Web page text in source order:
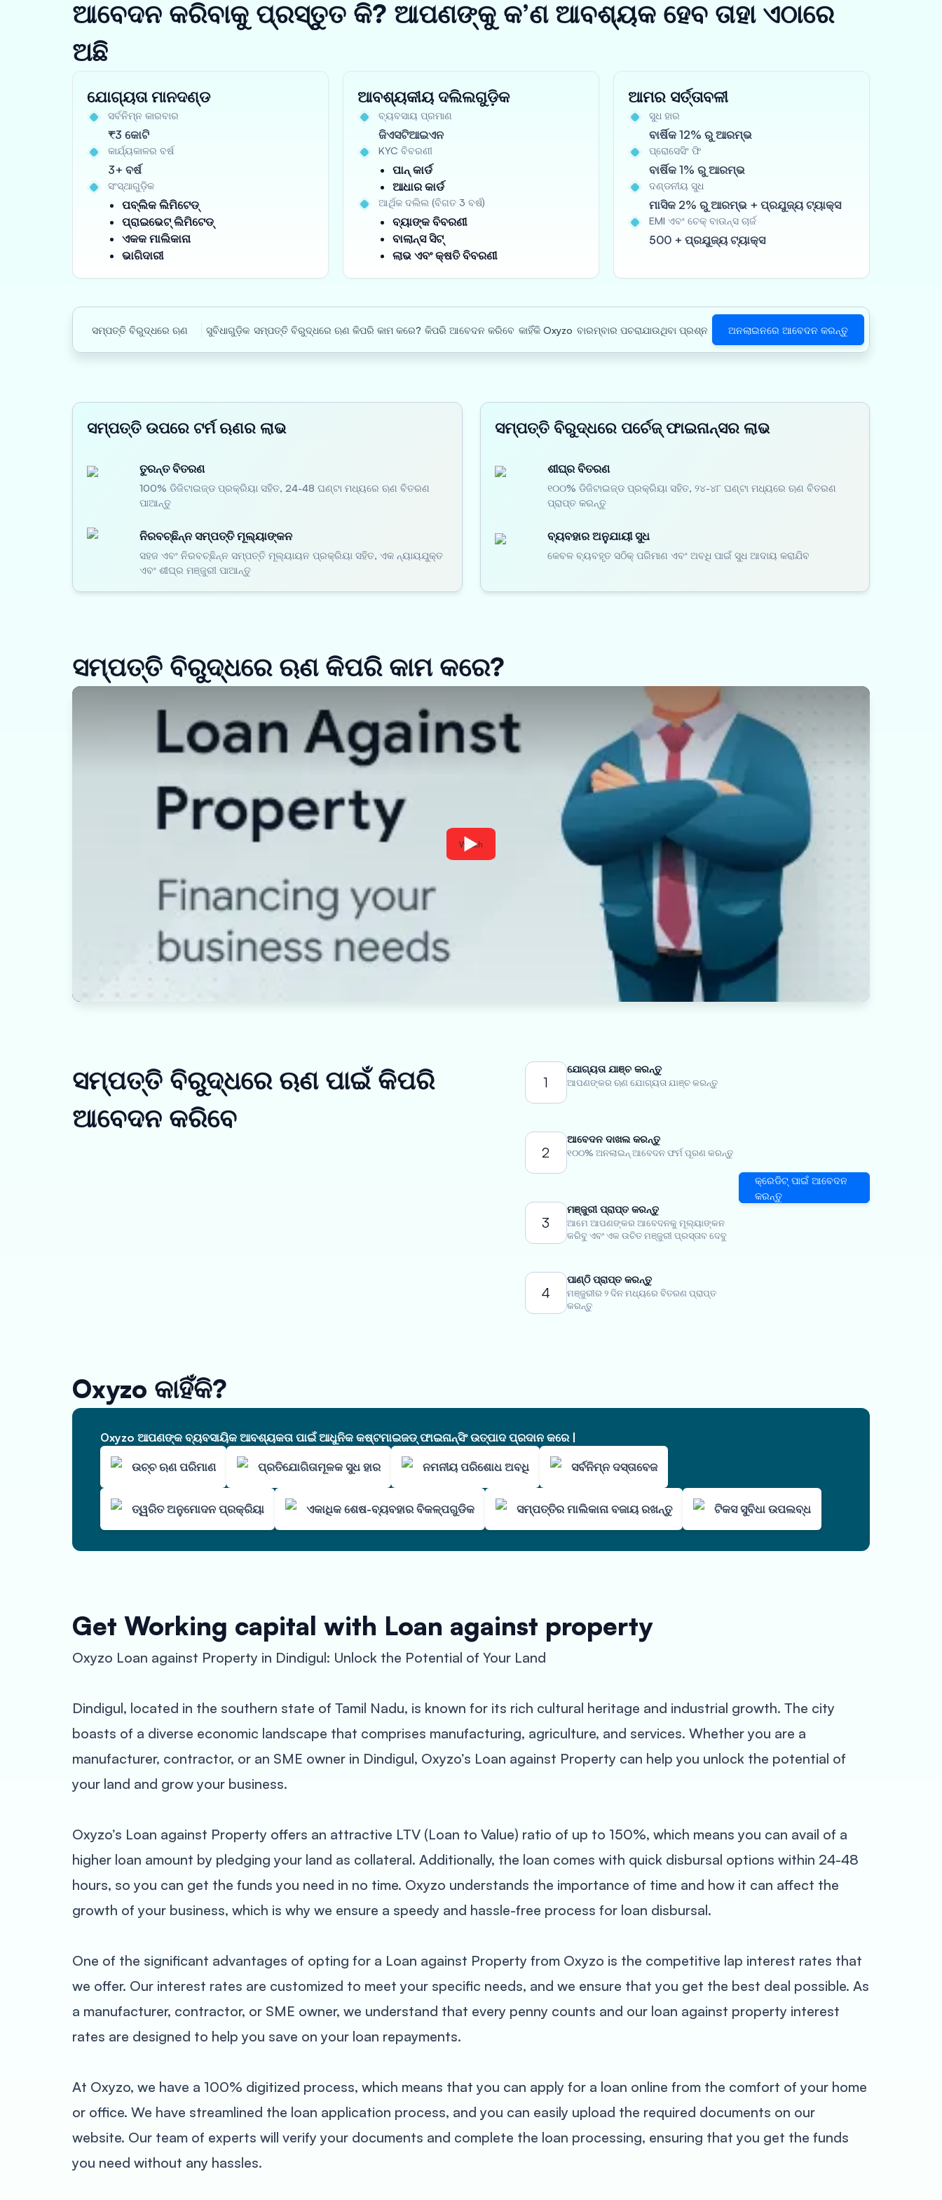
ଆବେଦନ କରିବାକୁ ପ୍ରସ୍ତୁତ କି? ଆପଣଙ୍କୁ କ’ଣ ଆବଶ୍ୟକ ହେବ ତାହା ଏଠାରେ
ଅଛି
ଯୋଗ୍ୟତା ମାନଦଣ୍ଡ
ସର୍ବନିମ୍ନ କାରବାର
₹3 କୋଟି
କାର୍ଯ୍ୟକାଳର ବର୍ଷ
3+ ବର୍ଷ
ସଂସ୍ଥାଗୁଡ଼ିକ
ପବ୍ଲିକ ଲିମିଟେଡ୍
ପ୍ରାଇଭେଟ୍ ଲିମିଟେଡ୍
ଏକକ ମାଲିକାନା
ଭାଗିଦାରୀ
ଆବଶ୍ୟକୀୟ ଦଲିଲଗୁଡ଼ିକ
ବ୍ୟବସାୟ ପ୍ରମାଣ
ଜିଏସଟିଆଇଏନ
KYC ବିବରଣୀ
ପାନ୍ କାର୍ଡ
ଆଧାର କାର୍ଡ
ଆର୍ଥିକ ଦଲିଲ (ବିଗତ 3 ବର୍ଷ)
ବ୍ୟାଙ୍କ ବିବରଣୀ
ବାଲାନ୍ସ ସିଟ୍
ଲାଭ ଏବଂ କ୍ଷତି ବିବରଣୀ
ଆମର ସର୍ତ୍ତାବଳୀ
ସୁଧ ହାର
ବାର୍ଷିକ 12% ରୁ ଆରମ୍ଭ
ପ୍ରୋସେସିଂ ଫି
ବାର୍ଷିକ 1% ରୁ ଆରମ୍ଭ
ଦଣ୍ଡନୀୟ ସୁଧ
ମାସିକ 2% ରୁ ଆରମ୍ଭ + ପ୍ରଯୁଜ୍ୟ ଟ୍ୟାକ୍ସ
EMI ଏବଂ ଚେକ୍ ବାଉନ୍ସ ଚାର୍ଜ
500 + ପ୍ରଯୁଜ୍ୟ ଟ୍ୟାକ୍ସ
ସମ୍ପତ୍ତି ବିରୁଦ୍ଧରେ ଋଣ ସୁବିଧାଗୁଡ଼ିକ ସମ୍ପତ୍ତି ବିରୁଦ୍ଧରେ ଋଣ କିପରି କାମ କରେ? କିପରି ଆବେଦନ କରିବେ କାହିଁକି Oxyzo ବାରମ୍ବାର ପଚରାଯାଉଥିବା ପ୍ରଶ୍ନ ଅନଲାଇନରେ ଆବେଦନ କରନ୍ତୁ
ସମ୍ପତ୍ତି ଉପରେ ଟର୍ମ ଋଣର ଲାଭ
ତୁରନ୍ତ ବିତରଣ
100% ଡିଜିଟାଇଜ୍ଡ ପ୍ରକ୍ରିୟା ସହିତ, 24-48 ଘଣ୍ଟା ମଧ୍ୟରେ ଋଣ ବିତରଣ
ପାଆନ୍ତୁ
ନିରବଚ୍ଛିନ୍ନ ସମ୍ପତ୍ତି ମୂଲ୍ୟାଙ୍କନ
ସହଜ ଏବଂ ନିରବଚ୍ଛିନ୍ନ ସମ୍ପତ୍ତି ମୂଲ୍ୟାୟନ ପ୍ରକ୍ରିୟା ସହିତ, ଏକ ନ୍ୟାୟଯୁକ୍ତ
ଏବଂ ଶୀଘ୍ର ମଞ୍ଜୁରୀ ପାଆନ୍ତୁ
ସମ୍ପତ୍ତି ବିରୁଦ୍ଧରେ ପର୍ଚେଜ୍ ଫାଇନାନ୍ସର ଲାଭ
ଶୀଘ୍ର ବିତରଣ
୧୦୦% ଡିଜିଟାଇଜ୍ଡ ପ୍ରକ୍ରିୟା ସହିତ, ୨୪-୪୮ ଘଣ୍ଟା ମଧ୍ୟରେ ଋଣ ବିତରଣ
ପ୍ରାପ୍ତ କରନ୍ତୁ
ବ୍ୟବହାର ଅନୁଯାୟୀ ସୁଧ
କେବଳ ବ୍ୟବହୃତ ସଠିକ୍ ପରିମାଣ ଏବଂ ଅବଧି ପାଇଁ ସୁଧ ଆଦାୟ କରାଯିବ
ସମ୍ପତ୍ତି ବିରୁଦ୍ଧରେ ଋଣ କିପରି କାମ କରେ?
Watch
ସମ୍ପତ୍ତି ବିରୁଦ୍ଧରେ ଋଣ ପାଇଁ କିପରି
ଆବେଦନ କରିବେ
1
ଯୋଗ୍ୟତା ଯାଞ୍ଚ କରନ୍ତୁ
ଆପଣଙ୍କର ଋଣ ଯୋଗ୍ୟତା ଯାଞ୍ଚ କରନ୍ତୁ
2
ଆବେଦନ ଦାଖଲ କରନ୍ତୁ
୧୦୦% ଅନଲାଇନ୍ ଆବେଦନ ଫର୍ମ ପୂରଣ କରନ୍ତୁ
3
ମଞ୍ଜୁରୀ ପ୍ରାପ୍ତ କରନ୍ତୁ
ଆମେ ଆପଣଙ୍କର ଆବେଦନକୁ ମୂଲ୍ୟାଙ୍କନ
କରିବୁ ଏବଂ ଏକ ଉଚିତ ମଞ୍ଜୁରୀ ପ୍ରସ୍ତାବ ଦେବୁ
4
ପାଣ୍ଠି ପ୍ରାପ୍ତ କରନ୍ତୁ
ମଞ୍ଜୁରୀର ୨ ଦିନ ମଧ୍ୟରେ ବିତରଣ ପ୍ରାପ୍ତ
କରନ୍ତୁ
କ୍ରେଡିଟ୍ ପାଇଁ ଆବେଦନ
କରନ୍ତୁ
Oxyzo କାହିଁକି?
Oxyzo ଆପଣଙ୍କ ବ୍ୟବସାୟିକ ଆବଶ୍ୟକତା ପାଇଁ ଆଧୁନିକ କଷ୍ଟମାଇଜଡ୍ ଫାଇନାନ୍ସିଂ ଉତ୍ପାଦ ପ୍ରଦାନ କରେ |
ଉଚ୍ଚ ଋଣ ପରିମାଣ ପ୍ରତିଯୋଗିତାମୂଳକ ସୁଧ ହାର ନମନୀୟ ପରିଶୋଧ ଅବଧି ସର୍ବନିମ୍ନ ଦସ୍ତାବେଜ
ତ୍ୱରିତ ଅନୁମୋଦନ ପ୍ରକ୍ରିୟା ଏକାଧିକ ଶେଷ-ବ୍ୟବହାର ବିକଳ୍ପଗୁଡିକ ସମ୍ପତ୍ତିର ମାଲିକାନା ବଜାୟ ରଖନ୍ତୁ ଟିକସ ସୁବିଧା ଉପଲବ୍ଧ
Get Working capital with Loan against property
Oxyzo Loan against Property in Dindigul: Unlock the Potential of Your Land
Dindigul, located in the southern state of Tamil Nadu, is known for its rich cultural heritage and industrial growth. The city
boasts of a diverse economic landscape that comprises manufacturing, agriculture, and services. Whether you are a
manufacturer, contractor, or an SME owner in Dindigul, Oxyzo’s Loan against Property can help you unlock the potential of
your land and grow your business.
Oxyzo’s Loan against Property offers an attractive LTV (Loan to Value) ratio of up to 150%, which means you can avail of a
higher loan amount by pledging your land as collateral. Additionally, the loan comes with quick disbursal options within 24-48
hours, so you can get the funds you need in no time. Oxyzo understands the importance of time and how it can affect the
growth of your business, which is why we ensure a speedy and hassle-free process for loan disbursal.
One of the significant advantages of opting for a Loan against Property from Oxyzo is the competitive lap interest rates that
we offer. Our interest rates are customized to meet your specific needs, and we ensure that you get the best deal possible. As
a manufacturer, contractor, or SME owner, we understand that every penny counts and our loan against property interest
rates are designed to help you save on your loan repayments.
At Oxyzo, we have a 100% digitized process, which means that you can apply for a loan online from the comfort of your home
or office. We have streamlined the loan application process, and you can easily upload the required documents on our
website. Our team of experts will verify your documents and complete the loan processing, ensuring that you get the funds
you need without any hassles.